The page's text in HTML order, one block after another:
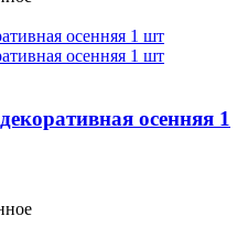
осенняя 1